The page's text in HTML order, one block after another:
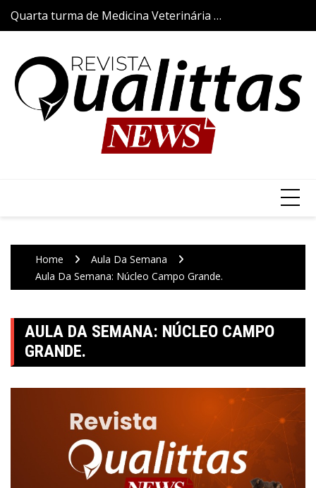
SkipQuarta turma de Medicina Veterinária da
Qualittas inicia trajetória acadêmica com
Home
Aula Da Semana
Aula Da Semana: Núcleo Campo Grande.
AULA DA SEMANA: NÚCLEO CAMPO
GRANDE.